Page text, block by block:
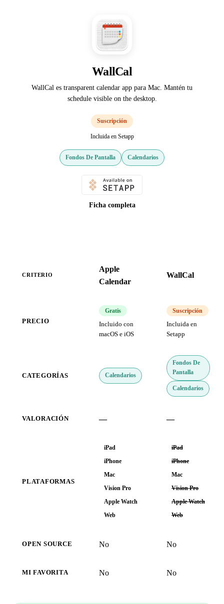
WallCal
WallCal es transparent calendar app para Mac. Mantén tu
schedule visible on the desktop.
Suscripción
Incluida en Setapp
Fondos De Pantalla Calendarios
Ficha completa
CRITERIO
Apple
Calendar
WallCal
PRECIO
Gratis
Incluido con
macOS e iOS
Suscripción
Incluida en
Setapp
CATEGORÍAS Calendarios
Fondos De
Pantalla
Calendarios
VALORACIÓN — —
PLATAFORMAS
iPad
iPhone
Mac
Vision Pro
Apple Watch
Web
iPad
iPhone
Mac
Vision Pro
Apple Watch
Web
OPEN SOURCE No No
MI FAVORITA No No